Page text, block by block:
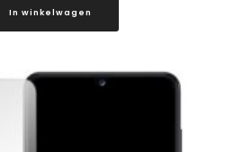
In winkelwagen